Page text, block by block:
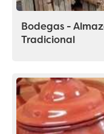
Bodegas -
Tradicional